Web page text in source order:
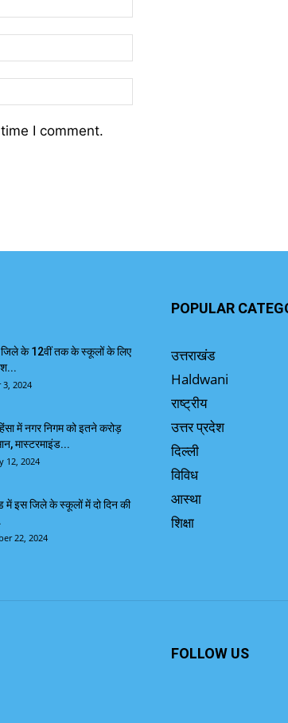
I comment.
जिले के 12वीं तक के स्कूलों के लिए
2024
हिंसा में नगर निगम को इतने करोड़
मास्टरमाइंड...
12, 2024
में इस जिले के स्कूलों में दो दिन की
22, 2024
POPULAR
उत्तराखंड
Haldwani
राष्ट्रीय
उत्तर प्रदेश
दिल्ली
विविध
आस्था
शिक्षा
FOLLOW US